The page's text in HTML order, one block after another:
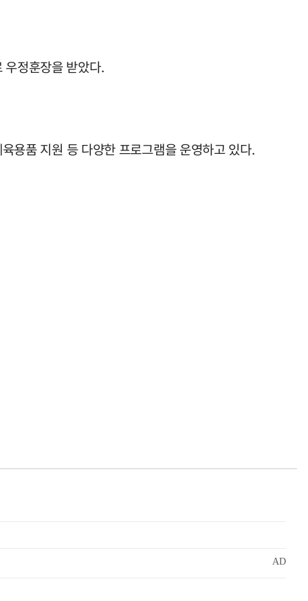
정훈장을 받았다.
용품 지원 등 다양한 프로그램을 운영하고 있다.